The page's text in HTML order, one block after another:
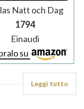
Natt och Dag
1794
Einaudi
su
Leggi tutto